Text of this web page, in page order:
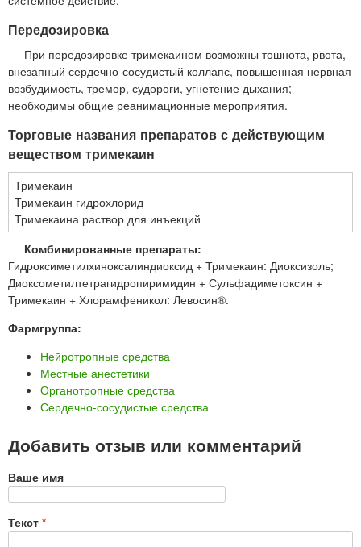
Передозировка
При передозировке тримекаином возможны тошнота, рвота,
внезапный сердечно-сосудистый коллапс, повышенная нервная
возбудимость, тремор, судороги, угнетение дыхания;
необходимы общие реанимационные мероприятия.
Торговые названия препаратов с действующим
веществом тримекаин
Тримекаин
Тримекаин гидрохлорид
Тримекаина раствор для инъекций
Комбинированные препараты:
Гидроксиметилхиноксалиндиоксид + Тримекаин: Диоксизоль;
Диоксометилтетрагидропиримидин + Сульфадиметоксин +
Тримекаин + Хлорамфеникол: Левосин®.
Фармгруппа:
Нейротропные средства
Местные анестетики
Органотропные средства
Сердечно-сосудистые средства
Добавить отзыв или комментарий
Ваше имя
Текст *